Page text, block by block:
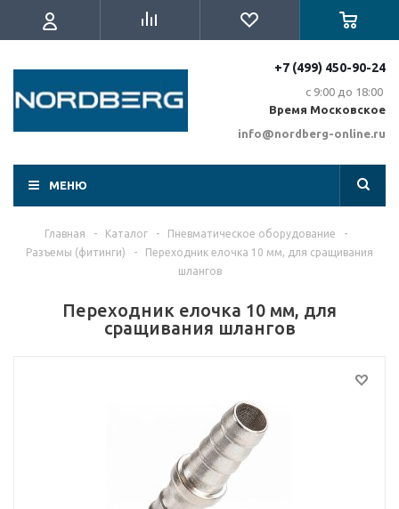
+7 (499) 450-90-24
с 9:00 до 18:00
Время Московское
info@nordberg-online.ru
МЕНЮ
Главная - Каталог - Пневматическое оборудование
-
Разъемы (фитинги)
-
Переходник елочка 10 мм, для сращивания
шлангов
Переходник елочка 10 мм, для
сращивания шлангов